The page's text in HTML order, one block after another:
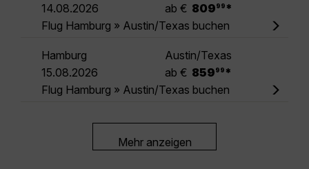
14.08.2026
ab € 809 99 *
Flug Hamburg » Austin/Texas buchen
Hamburg
Austin/Texas
15.08.2026
ab € 859 99 *
Flug Hamburg » Austin/Texas buchen
Mehr anzeigen